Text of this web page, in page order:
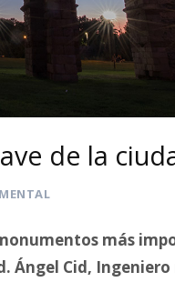
de la
más
Cid, Ingeniero